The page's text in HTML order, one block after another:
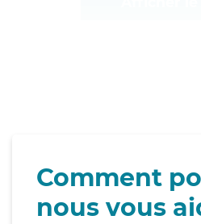
Comment
nous vous